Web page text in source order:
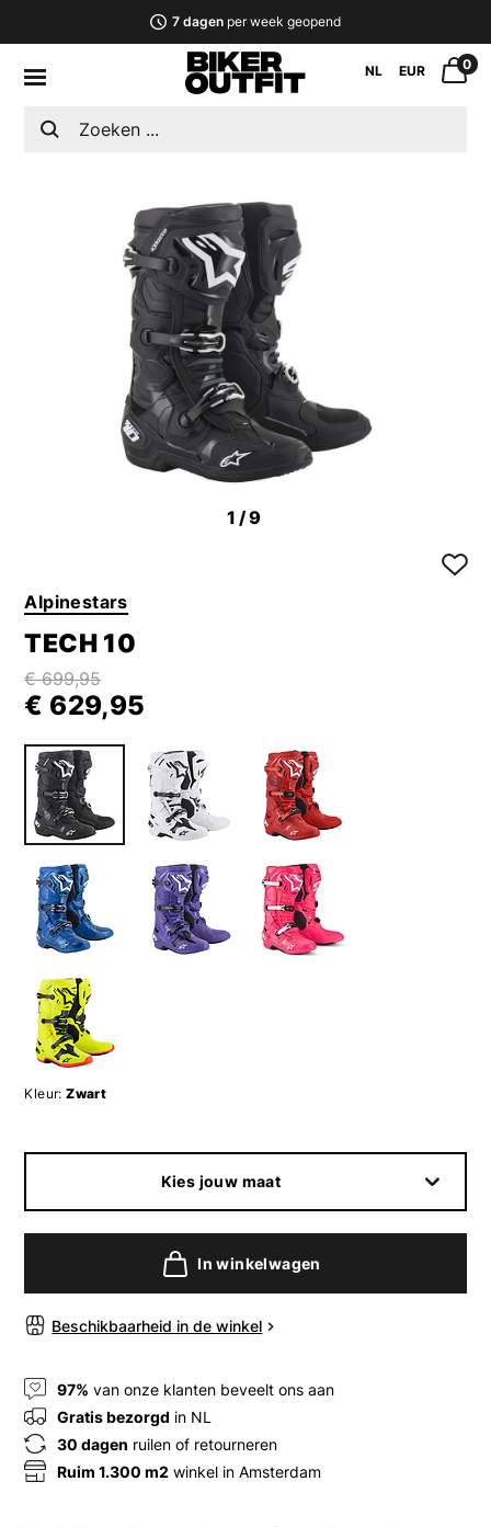
7 dagenper week geopend
NL EUR 0
1 /9
Alpinestars
TECH 10
€ 699,95
€ 629,95
Kleur: Zwart
Kies jouw maat
In winkelwagen
Beschikbaarheid in de winkel
97% van onze klanten beveelt ons aan
Gratis bezorgd in NL
30 dagen ruilen of retourneren
Ruim 1.300 m2 winkel in Amsterdam